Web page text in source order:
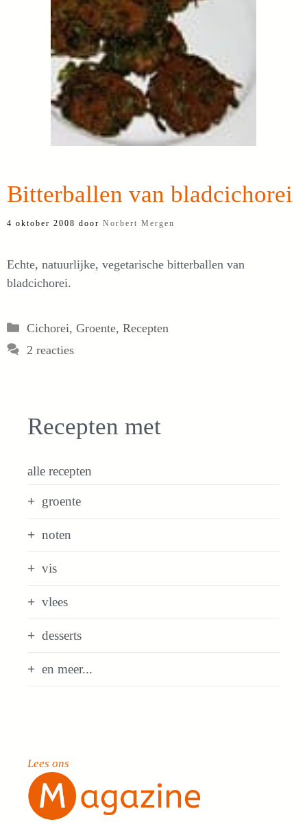
Bitterballen van bladcichorei
4 oktober 2008 door Norbert Mergen
Echte, natuurlijke, vegetarische bitterballen van
bladcichorei.
Categorieën
Cichorei, Groente, Recepten
2 reacties
Recepten met
alle recepten
groente
noten
vis
vlees
desserts
en meer...
Lees ons